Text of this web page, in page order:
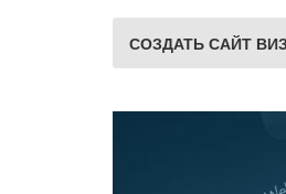
СОЗДАТЬ САЙТ